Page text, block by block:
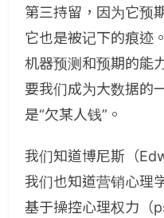
第三持留，因为它预
它也是被记下的痕迹
机器预测和预期的能
要我们成为大数据的
是“欠某人钱”。
我们知道博尼斯（
我们也知道营销心理
基于操控心理权力（